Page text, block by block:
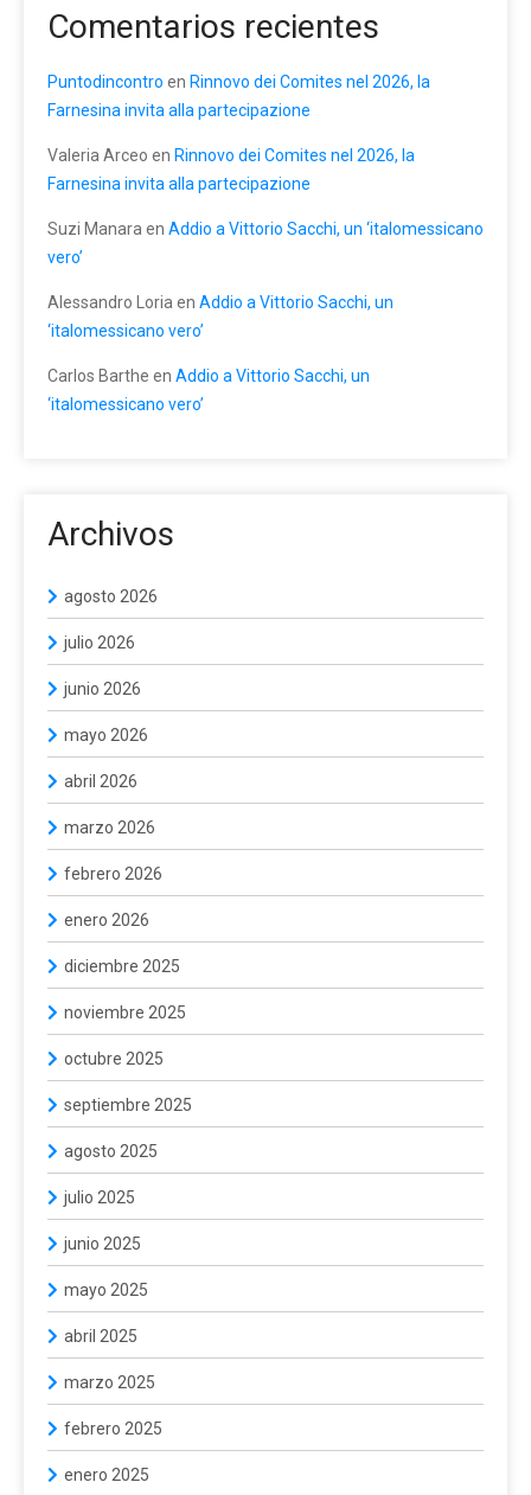
Comentarios recientes
Puntodincontro en Rinnovo dei Comites nel 2026, la
Farnesina invita alla partecipazione
Valeria Arceo en Rinnovo dei Comites nel 2026, la
Farnesina invita alla partecipazione
Suzi Manara en Addio a Vittorio Sacchi, un ‘italomessicano
vero’
Alessandro Loria en Addio a Vittorio Sacchi, un
‘italomessicano vero’
Carlos Barthe en Addio a Vittorio Sacchi, un
‘italomessicano vero’
Archivos
agosto 2026
julio 2026
junio 2026
mayo 2026
abril 2026
marzo 2026
febrero 2026
enero 2026
diciembre 2025
noviembre 2025
octubre 2025
septiembre 2025
agosto 2025
julio 2025
junio 2025
mayo 2025
abril 2025
marzo 2025
febrero 2025
enero 2025